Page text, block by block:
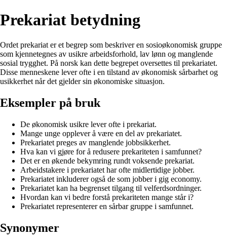
Prekariat betydning
Ordet prekariat er et begrep som beskriver en sosioøkonomisk gruppe
som kjennetegnes av usikre arbeidsforhold, lav lønn og manglende
sosial trygghet. På norsk kan dette begrepet oversettes til prekariatet.
Disse menneskene lever ofte i en tilstand av økonomisk sårbarhet og
usikkerhet når det gjelder sin økonomiske situasjon.
Eksempler på bruk
De økonomisk usikre lever ofte i prekariat.
Mange unge opplever å være en del av prekariatet.
Prekariatet preges av manglende jobbsikkerhet.
Hva kan vi gjøre for å redusere prekariteten i samfunnet?
Det er en økende bekymring rundt voksende prekariat.
Arbeidstakere i prekariatet har ofte midlertidige jobber.
Prekariatet inkluderer også de som jobber i gig economy.
Prekariatet kan ha begrenset tilgang til velferdsordninger.
Hvordan kan vi bedre forstå prekariteten mange står i?
Prekariatet representerer en sårbar gruppe i samfunnet.
Synonymer